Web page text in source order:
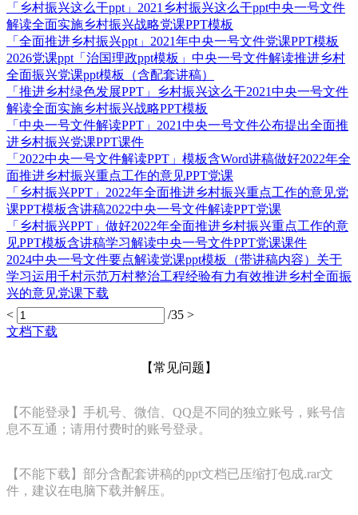
「乡村振兴这么干ppt」2021乡村振兴这么干ppt中央一号文件
解读全面实施乡村振兴战略党课PPT模板
「全面推进乡村振兴ppt」2021年中央一号文件党课PPT模板
2026党课ppt「治国理政ppt模板」中央一号文件解读推进乡村
全面振兴党课ppt模板（含配套讲稿）
「推进乡村绿色发展PPT」乡村振兴这么干2021中央一号文件
解读全面实施乡村振兴战略PPT模板
「中央一号文件解读PPT」2021中央一号文件公布提出全面推
进乡村振兴党课PPT课件
「2022中央一号文件解读PPT」模板含Word讲稿做好2022年全
面推进乡村振兴重点工作的意见PPT党课
「乡村振兴PPT」2022年全面推进乡村振兴重点工作的意见党
课PPT模板含讲稿2022中央一号文件解读PPT党课
「乡村振兴PPT」做好2022年全面推进乡村振兴重点工作的意
见PPT模板含讲稿学习解读中央一号文件PPT党课课件
2024中央一号文件要点解读党课ppt模板（带讲稿内容）关于
学习运用千村示范万村整治工程经验有力有效推进乡村全面振
兴的意见党课下载
<
/35 >
文档下载
【常见问题】
【不能登录】手机号、微信、QQ是不同的独立账号，账号信
息不互通；请用付费时的账号登录。
【不能下载】部分含配套讲稿的ppt文档已压缩打包成.rar文
件，建议在电脑下载并解压。